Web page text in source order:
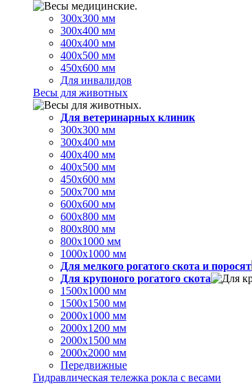
300х300 мм
300х400 мм
400х400 мм
400х500 мм
450х600 мм
Для инвалидов
Весы для животных
Для ветеринарных клиник
300х300 мм
300х400 мм
400х400 мм
400х500 мм
450х600 мм
500х700 мм
600х600 мм
600х800 мм
800х800 мм
800х1000 мм
1000х1000 мм
Для мелкого рогатого скота и поросят
Для крупоного рогатого скота
1500х1000 мм
1500х1500 мм
2000х1000 мм
2000х1200 мм
2000х1500 мм
2000х2000 мм
Передвижные
Гидравлическая тележка рокла с весами